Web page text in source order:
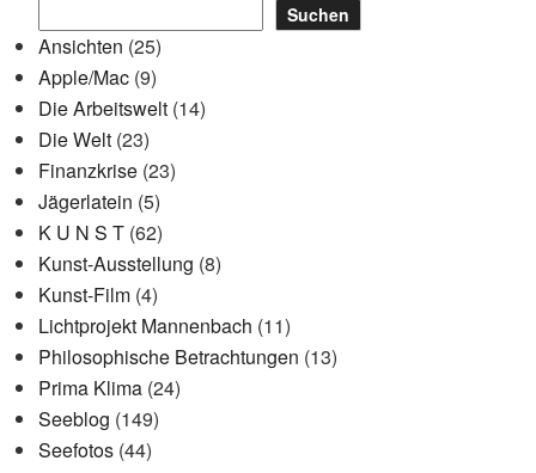
Suchen
Ansichten (25)
Apple/Mac (9)
Die Arbeitswelt (14)
Die Welt (23)
Finanzkrise (23)
Jägerlatein (5)
K U N S T (62)
Kunst-Ausstellung (8)
Kunst-Film (4)
Lichtprojekt Mannenbach (11)
Philosophische Betrachtungen (13)
Prima Klima (24)
Seeblog (149)
Seefotos (44)